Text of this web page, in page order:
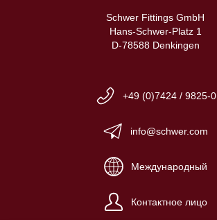
Schwer Fittings GmbH
Hans-Schwer-Platz 1
D-78588 Denkingen
+49 (0)7424 / 9825-0
info@schwer.com
Международный
Контактное лицо